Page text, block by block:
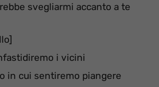
svegliarmi accanto a te
i vicini
in cui sentiremo piangere